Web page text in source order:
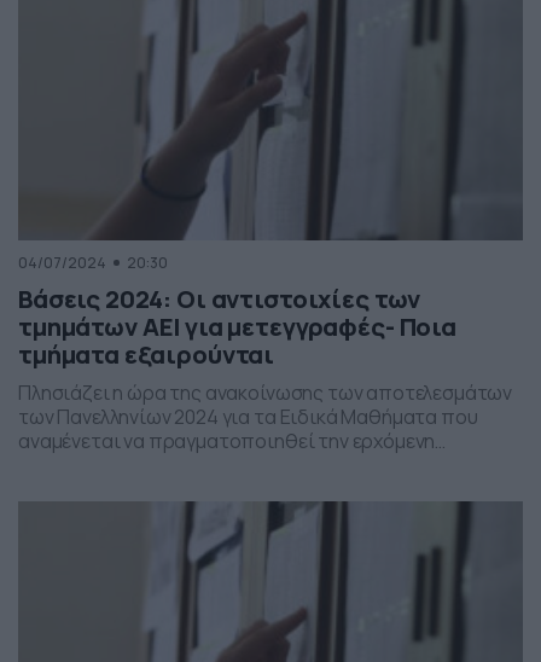
04/07/2024 20:30
Βάσεις 2024: Oι αντιστοιχίες των
τμημάτων ΑΕΙ για μετεγγραφές- Ποια
τμήματα εξαιρούνται
Πλησιάζει η ώρα της ανακοίνωσης των αποτελεσμάτων
των Πανελληνίων 2024 για τα Ειδικά Μαθήματα που
αναμένεται να πραγματοποιηθεί την ερχόμενη
τμημάτων ΑΕΙ για τις μετεγγραφές φοιτητών την
ακαδημαική χρονιά 2024-25. Ειδικότερα, με απόφαση
του υπουργού Κυριάκου Πιερρακάκη, καταρτίστηκε η